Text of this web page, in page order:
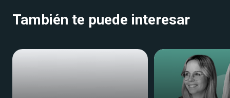
También te puede interesar